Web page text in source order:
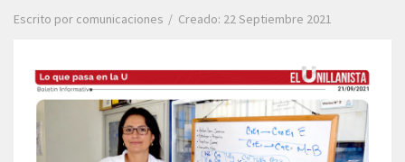
Escrito por comunicaciones Creado: 22 Septiembre 2021